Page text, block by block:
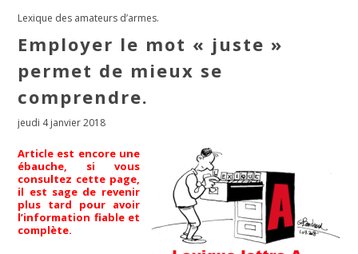
Lexique des amateurs d’armes.
Employer le mot « juste »
permet de mieux se
comprendre.
jeudi 4 janvier 2018
Article est encore une
ébauche, si vous
consultez cette page,
il est sage de revenir
plus tard pour avoir
l’information fiable et
complète.